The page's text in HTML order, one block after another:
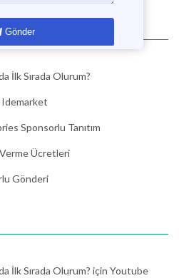
İlk Sırada Olurum?
Idemarket
Sponsorlu Tanıtım
Ücretleri
Gönderi
İlk Sırada Olurum? için Youtube
Gönder